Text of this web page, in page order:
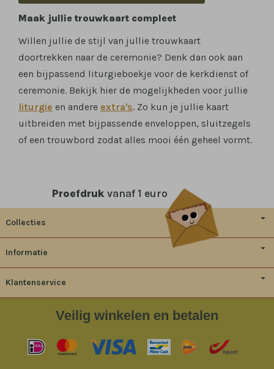
Maak jullie trouwkaart compleet
Willen jullie de stijl van jullie trouwkaart
doortrekken naar de ceremonie? Denk dan ook aan
een bijpassend liturgieboekje voor de kerkdienst of
ceremonie. Bekijk hier de mogelijkheden voor jullie
liturgie en andere extra's. Zo kun je jullie kaart
uitbreiden met bijpassende enveloppen, sluitzegels
of een trouwbord zodat alles mooi één geheel vormt.
Proefdruk vanaf 1 euro
Collecties
Informatie
Klantenservice
Veilig winkelen en betalen